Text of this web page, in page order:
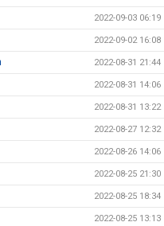
2022-09-03 06:19
2022-09-02 16:08
2022-08-31 21:44
2022-08-31 14:06
2022-08-31 13:22
2022-08-27 12:32
2022-08-26 14:06
2022-08-25 21:30
2022-08-25 18:34
2022-08-25 13:13